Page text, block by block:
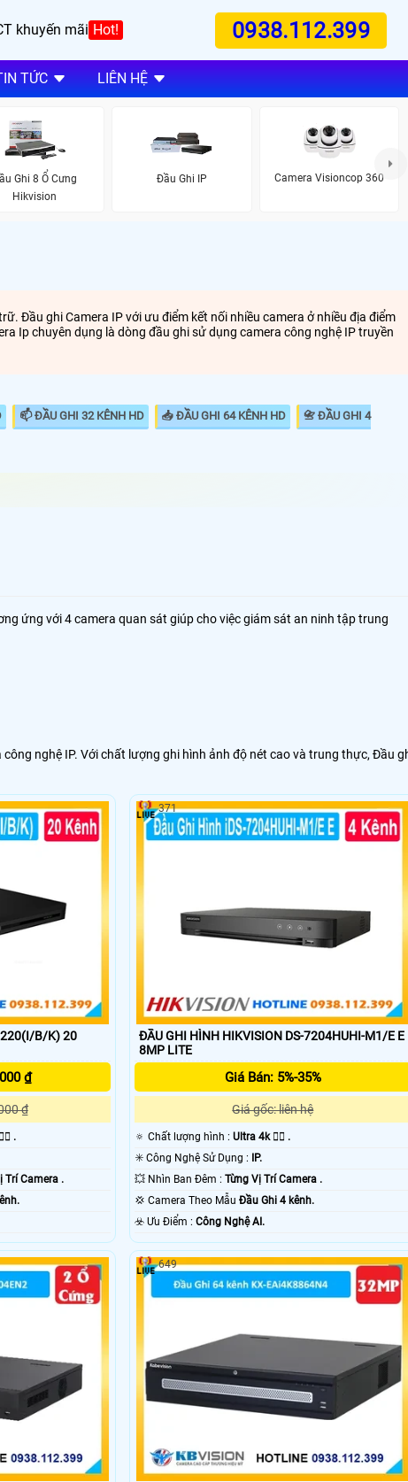
khuyến mãi Hot! 0938.112.399
TỨC LIÊN HỆ
Ghi 8 Ổ Cưng
Hikvision
Đầu Ghi IP Camera Visioncop 360
Đầu ghi Camera IP với ưu điểm kết nối nhiều camera ở nhiều địa điểm
Ip chuyên dụng là dòng đầu ghi sử dụng camera công nghệ IP truyền
📫 ĐẦU GHI 32 KÊNH HD 📥 ĐẦU GHI 64 KÊNH HD 📇 ĐẦU GHI 4
cũng có thể kết nối từ xa từ đầu ghi này sang đầu
ứng với 4 camera quan sát giúp cho việc giám sát an ninh tập trung
nghệ IP. Với chất lượng ghi hình ảnh độ nét cao và trung thực, Đầu
B/K) 20
₫
₫
.
Trí Camera .
ĐẦU GHI HÌNH HIKVISION DS-7204HUHI-M1/E E
8MP LITE
Giá Bán: 5%-35%
Giá gốc: liên hệ
🔅 Chất lượng hình : Ultra 4k 👍🏾 .
✳️ Công Nghệ Sử Dụng :
IP.
💥 Nhìn Ban Đêm : Từng Vị Trí Camera .
💢 Camera Theo Mẫu Đầu Ghi 4 kênh.
️☣️ Ưu Điểm : Công Nghệ AI.
371
649